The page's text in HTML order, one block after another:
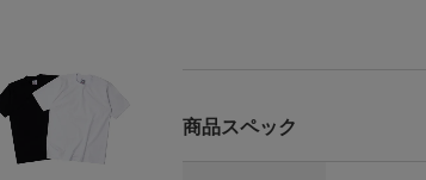
商品スペック